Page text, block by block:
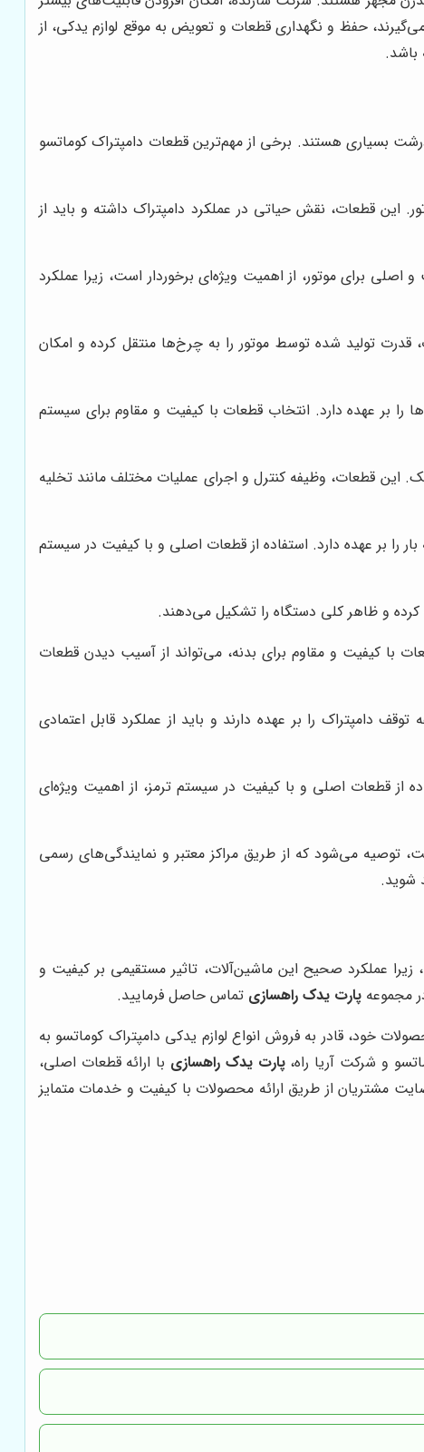
حفظ و نگهداری قطعات و تعویض به موقع لوازم یدکی، از
باشد.
بسیاری هستند. برخی از مهم‌ترین قطعات دامپتراک کوماتسو
این قطعات، نقش حیاتی در عملکرد دامپتراک داشته و باید از
برای موتور، از اهمیت ویژه‌ای برخوردار است، زیرا عملکرد
تولید شده توسط موتور را به چرخ‌ها منتقل کرده و امکان
بر عهده دارد. انتخاب قطعات با کیفیت و مقاوم برای سیستم
قطعات، وظیفه کنترل و اجرای عملیات مختلف مانند تخلیه
را بر عهده دارد. استفاده از قطعات اصلی و با کیفیت در سیستم
کرده و ظاهر کلی دستگاه را تشکیل می‌دهند.
با کیفیت و مقاوم برای بدنه، می‌تواند از آسیب دیدن قطعات
دامپتراک را بر عهده دارند و باید از عملکرد قابل اعتمادی
از قطعات اصلی و با کیفیت در سیستم ترمز، از اهمیت ویژه‌ای
توصیه می‌شود که از طریق مراکز معتبر و نمایندگی‌های رسمی
شوید.
عملکرد صحیح این ماشین‌آلات، تاثیر مستقیمی بر کیفیت و
مجموعه پارت یدک راهسازی تماس حاصل فرمایید.
خود، قادر به فروش انواع لوازم یدکی دامپتراک کوماتسو به
و شرکت آریا راه،پارت یدک راهسازی با ارائه قطعات اصلی،
مشتریان از طریق ارائه محصولات با کیفیت و خدمات متمایز